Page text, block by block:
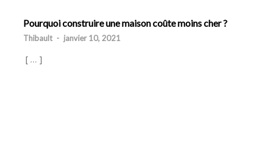
Pourquoi construire une maison coûte moins cher ?
Thibault - janvier 10, 2021
[ … ]